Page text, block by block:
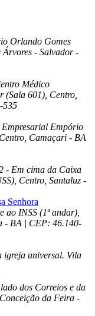
Orlando Gomes
Árvores - Salvador -
Médico
(Sala 601), Centro,
535
Empresarial Empório
Camaçari - BA
- Em cima da Caixa
Centro, Santaluz -
Senhora
ao INSS (1ª andar),
- BA | CEP: 46.140-
igreja universal. Vila
dos Correios e da
da Feira -